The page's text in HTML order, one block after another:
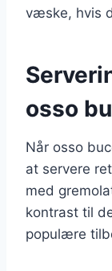
væske, hvis
osso
Når osso
at servere
med
kontrast til
populære